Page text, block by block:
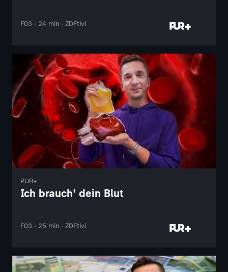
F03 · 24 min · ZDFtivi
PUR+
Ich brauch' dein Blut
F03 · 25 min · ZDFtivi